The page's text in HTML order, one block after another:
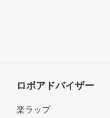
ロボアドバイザー
楽ラップ